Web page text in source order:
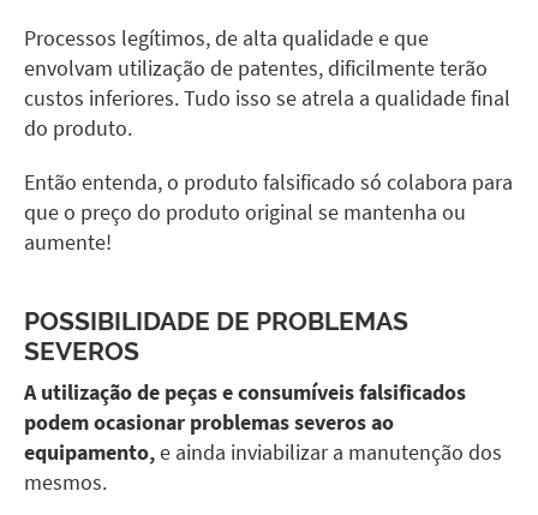
Processos legítimos, de alta qualidade e que
envolvam utilização de patentes, dificilmente terão
custos inferiores. Tudo isso se atrela a qualidade final
do produto.
Então entenda, o produto falsificado só colabora para
que o preço do produto original se mantenha ou
aumente!
POSSIBILIDADE DE PROBLEMAS
SEVEROS
A utilização de peças e consumíveis falsificados
podem ocasionar problemas severos ao
equipamento,e ainda inviabilizar a manutenção dos
mesmos.